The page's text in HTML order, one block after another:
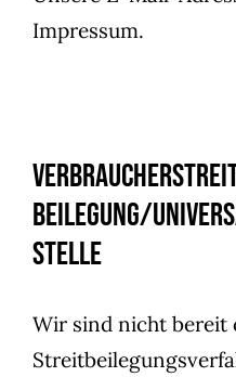
Impressum.
beilegung/
stelle
Wir sind nicht bereit